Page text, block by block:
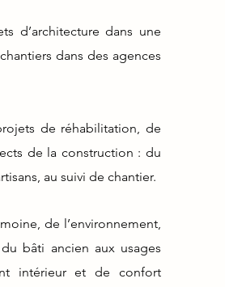
d’architecture dans une
dans des agences
de réhabilitation, de
de la construction : du
au suivi de chantier.
de l’environnement,
bâti ancien aux usages
intérieur et de confort